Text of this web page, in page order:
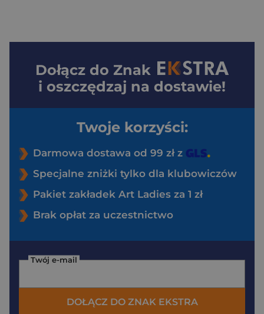
Dołącz do Znak
i oszczędzaj na dostawie!
Twoje korzyści:
Darmowa dostawa od 99 zł z
Specjalne zniżki tylko dla klubowiczów
Pakiet zakładek Art Ladies za 1 zł
Brak opłat za uczestnictwo
Twój e-mail
DOŁĄCZ DO ZNAK EKSTRA